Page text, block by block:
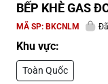
BẾP KHÈ GAS
MÃ SP: BKCNLM
Khu vực:
Toàn Quốc